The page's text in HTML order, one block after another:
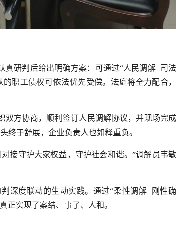
研判后给出明确方案：可通过“人民调解+司法
职工债权可依法优先受偿。法庭将全力配合，
双方协商，顺利签订人民调解协议，并现场完成
终于舒展，企业负责人也如释重负。
接守护大家权益，守护社会和谐。”调解员韦敏
深度联动的生动实践。通过“柔性调解+刚性确
正实现了案结、事了、人和。